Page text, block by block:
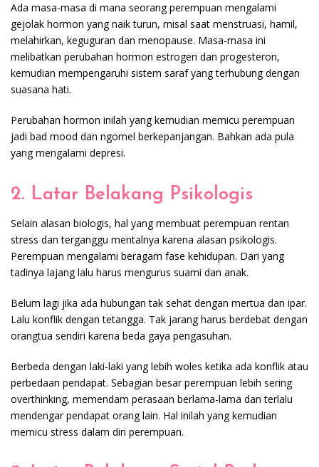
Ada masa-masa di mana seorang perempuan mengalami
gejolak hormon yang naik turun, misal saat menstruasi, hamil,
melahirkan, keguguran dan menopause. Masa-masa ini
melibatkan perubahan hormon estrogen dan progesteron,
kemudian mempengaruhi sistem saraf yang terhubung dengan
suasana hati.
Perubahan hormon inilah yang kemudian memicu perempuan
jadi bad mood dan ngomel berkepanjangan. Bahkan ada pula
yang mengalami depresi.
2. Latar Belakang Psikologis
Selain alasan biologis, hal yang membuat perempuan rentan
stress dan terganggu mentalnya karena alasan psikologis.
Perempuan mengalami beragam fase kehidupan. Dari yang
tadinya lajang lalu harus mengurus suami dan anak.
Belum lagi jika ada hubungan tak sehat dengan mertua dan ipar.
Lalu konflik dengan tetangga. Tak jarang harus berdebat dengan
orangtua sendiri karena beda gaya pengasuhan.
Berbeda dengan laki-laki yang lebih woles ketika ada konflik atau
perbedaan pendapat. Sebagian besar perempuan lebih sering
overthinking, memendam perasaan berlama-lama dan terlalu
mendengar pendapat orang lain. Hal inilah yang kemudian
memicu stress dalam diri perempuan.